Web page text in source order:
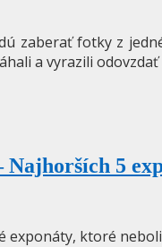
zaberať fotky z
a vyrazili odovzdať
Najhorších 5
ktoré